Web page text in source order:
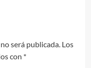
será publicada. Los
con *